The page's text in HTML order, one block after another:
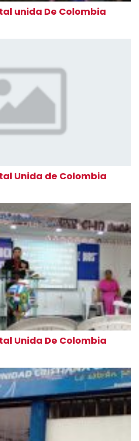
unida De Colombia
Unida de Colombia
Unida De Colombia